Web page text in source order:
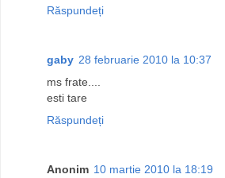
Răspundeți
gaby 28 februarie 2010 la 10:37
ms frate....
esti tare
Răspundeți
Anonim 10 martie 2010 la 18:19